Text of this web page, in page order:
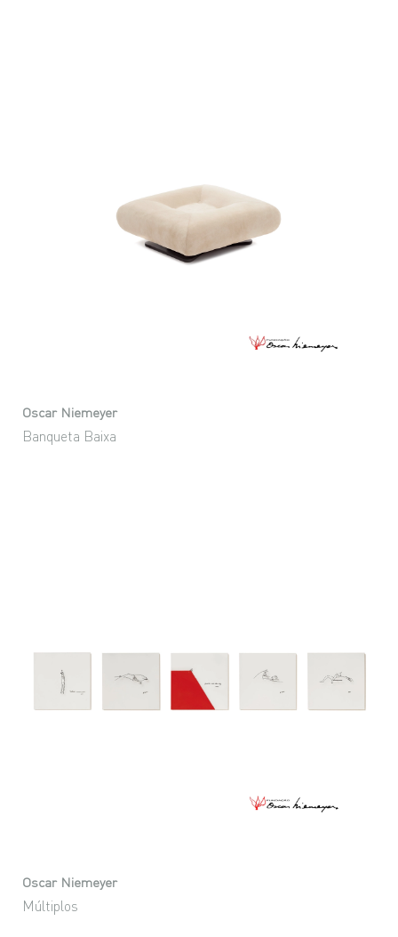
Oscar Niemeyer
Banqueta Baixa
Oscar Niemeyer
Múltiplos